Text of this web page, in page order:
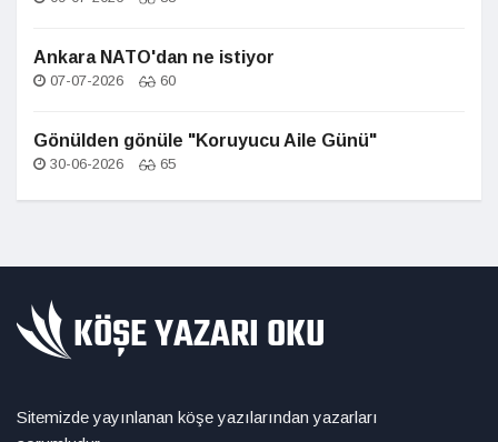
Ankara NATO'dan ne istiyor
07-07-2026 60
Gönülden gönüle "Koruyucu Aile Günü"
30-06-2026 65
Sitemizde yayınlanan köşe yazılarından yazarları